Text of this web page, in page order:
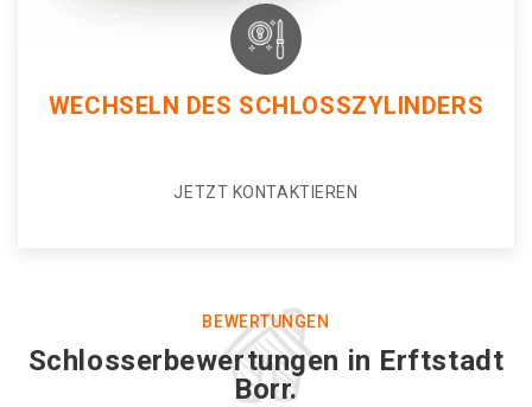
WECHSELN DES SCHLOSSZYLINDERS
JETZT KONTAKTIEREN
BEWERTUNGEN
Schlosserbewertungen in Erftstadt
Borr.